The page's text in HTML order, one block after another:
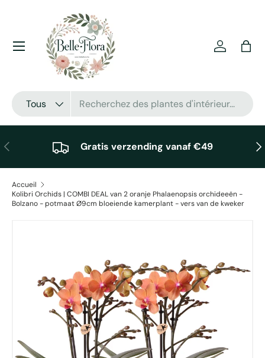
Aller au contenu
Recherche
Type de produit
Tous
Se
Menu
Précédent Gratis verzending vanaf €49
Accueil
Kolibri Orchids | COMBI DEAL van 2 oranje Phalaenopsis orchideeën -
Bolzano - potmaat Ø9cm bloeiende kamerplant - vers van de kweker